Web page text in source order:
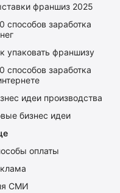
франшиз 2025
способов заработка
упаковать франшизу
способов заработка
идеи производства
бизнес идеи
оплаты
СМИ